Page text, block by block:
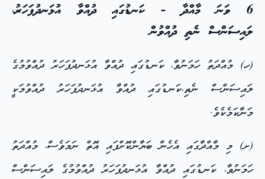
6 ވަނަ މާއްދާ - ކަނޑުގައި ދުއްވާ އުޅަނދުފަހަރު،
ލައިސަންސް ނެތި ދުއްވުން
(ހ) މުއްދަތު ހަމަނުވާ، ކަނޑުގައި ދުއްވާ އުޅަނދުފަހަރު ދުއްވުމުގެ
ލައިސަންސް ނެތި،ކަނޑުގައި ދުއްވާ އުޅަނދުފަހަރު ދުއްވުމަކީ
މަނާކަމެކެވެ.
(ށ) މި މާއްދާގައި އެހެން ބަޔާންކޮށްފައި އޮތް ނަމަވެސް، މުއްދަތު
ހަމަނުވާ، ކަނޑުގައި ދުއްވާ އުޅަނދުފަހަރު ދުއްވުމުގެ ލައިސަންސް